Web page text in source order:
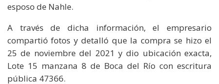
esposo de Nahle.
A través de dicha información, el empresario
compartió fotos y detalló que la compra se hizo el
25 de noviembre del 2021 y dio ubicación exacta,
Lote 15 manzana 8 de Boca del Río con escritura
pública 47366.